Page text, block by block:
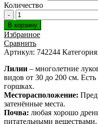
Количество
В корзину
Избранное
Сравнить
Артикул: 742244 Категория:
Лилии – многолетние
видов от 30 до 200 см.
горшках.
Месторасположение:
затенённые места.
Почва: любая хорошо
питательными